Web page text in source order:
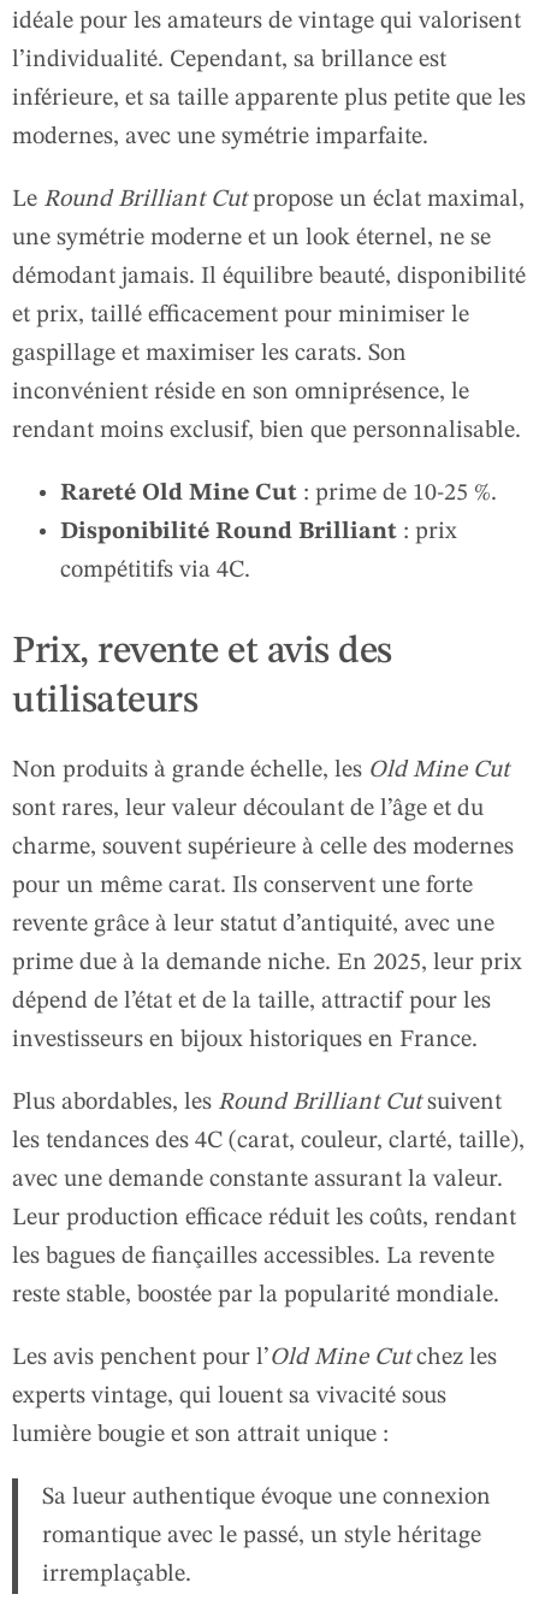
idéale pour les amateurs de vintage qui valorisent
l’individualité. Cependant, sa brillance est
inférieure, et sa taille apparente plus petite que les
modernes, avec une symétrie imparfaite.
Le Round Brilliant Cutpropose un éclat maximal,
une symétrie moderne et un look éternel, ne se
démodant jamais. Il équilibre beauté, disponibilité
et prix, taillé efficacement pour minimiser le
gaspillage et maximiser les carats. Son
inconvénient réside en son omniprésence, le
rendant moins exclusif, bien que personnalisable.
Rareté Old Mine Cut : prime de 10-25 %.
Disponibilité Round Brilliant : prix
compétitifs via 4C.
Prix, revente et avis des
utilisateurs
Non produits à grande échelle, les Old Mine Cut
sont rares, leur valeur découlant de l’âge et du
charme, souvent supérieure à celle des modernes
pour un même carat. Ils conservent une forte
revente grâce à leur statut d’antiquité, avec une
prime due à la demande niche. En 2025, leur prix
dépend de l’état et de la taille, attractif pour les
investisseurs en bijoux historiques en France.
Plus abordables, les Round Brilliant Cutsuivent
les tendances des 4C (carat, couleur, clarté, taille),
avec une demande constante assurant la valeur.
Leur production efficace réduit les coûts, rendant
les bagues de fiançailles accessibles. La revente
reste stable, boostée par la popularité mondiale.
Les avis penchent pour l’Old Mine Cutchez les
experts vintage, qui louent sa vivacité sous
lumière bougie et son attrait unique :
Sa lueur authentique évoque une connexion
romantique avec le passé, un style héritage
irremplaçable.